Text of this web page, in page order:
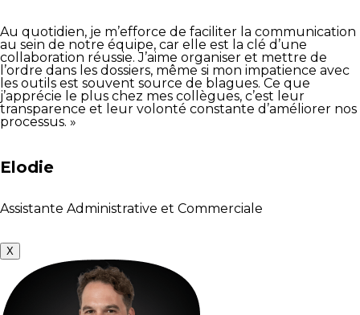
Au quotidien, je m’efforce de faciliter la communication
au sein de notre équipe, car elle est la clé d’une
collaboration réussie. J’aime organiser et mettre de
l’ordre dans les dossiers, même si mon impatience avec
les outils est souvent source de blagues. Ce que
j’apprécie le plus chez mes collègues, c’est leur
transparence et leur volonté constante d’améliorer nos
processus. »
Elodie
Assistante Administrative et Commerciale
X